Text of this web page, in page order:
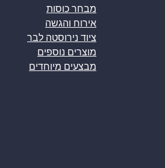
מבחר כוסות
אירוח והגשה
ציוד נירוסטה לבר
מוצרים נוספים
מבצעים מיוחדים